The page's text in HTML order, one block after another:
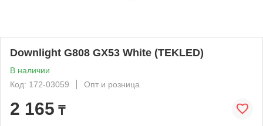
Downlight G808 GX53 White (TEKLED)
В наличии
Код: 172-03059
Опт и розница
2 165 ₸